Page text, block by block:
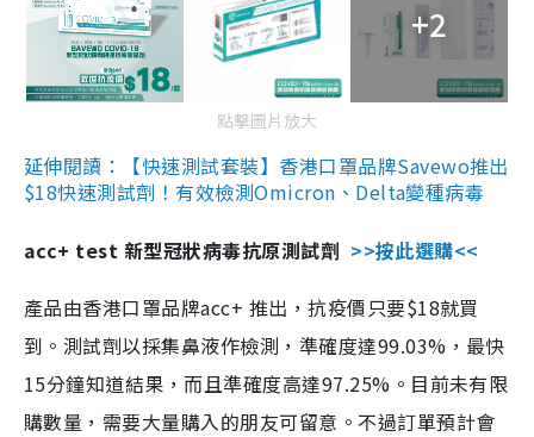
+2
點擊圖片放大
延伸閱讀：【快速測試套裝】香港口罩品牌Savewo推出
$18快速測試劑！有效檢測Omicron、Delta變種病毒
acc+ test 新型冠狀病毒抗原測試劑 >>按此選購<<
產品由香港口罩品牌acc+ 推出，抗疫價只要$18就買
到。測試劑以採集鼻液作檢測，準確度達99.03%，最快
15分鐘知道結果，而且準確度高達97.25%。目前未有限
購數量，需要大量購入的朋友可留意。不過訂單預計會